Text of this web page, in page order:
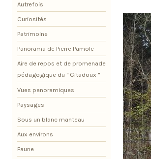
Autrefois
Curiosités
Patrimoine
Panorama de Pierre Pamole
Aire de repos et de promenade
pédagogique du " Citadoux "
Vues panoramiques
Paysages
Sous un blanc manteau
Aux environs
Faune